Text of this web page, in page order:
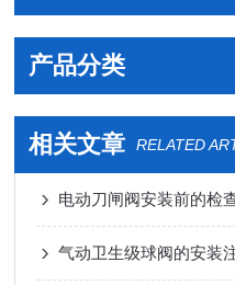
产品分类
相关文章 RELATED
电动刀闸阀安装前的检
气动卫生级球阀的安装